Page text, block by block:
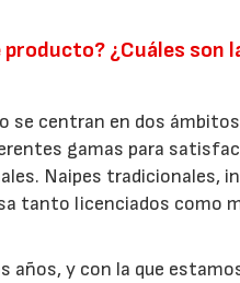
¿Cuáles son
centran en dos
gamas para
Naipes tradicionales,
tanto licenciados como
años, y con la que